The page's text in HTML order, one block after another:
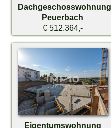
Dachgeschosswohnung
Peuerbach
€ 512.364,-
Eigentumswohnung